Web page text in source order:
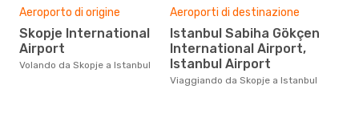
Aeroporto di origine
Skopje International
Airport
Volando da Skopje a Istanbul
Aeroporti di destinazione
Istanbul Sabiha Gökçen
International Airport,
Istanbul Airport
Viaggiando da Skopje a Istanbul